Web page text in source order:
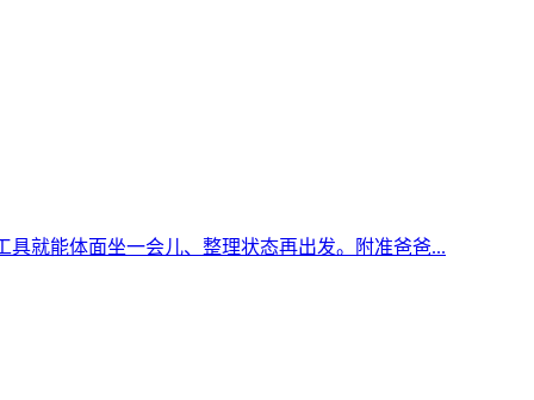
就能体面坐一会儿、整理状态再出发。附准爸爸...